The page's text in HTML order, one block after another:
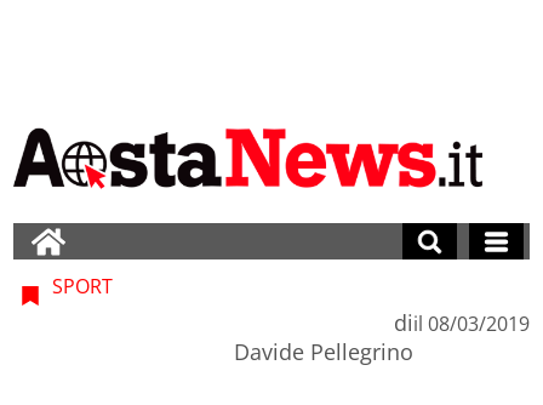
SPORT
di
Davide Pellegrino
il 08/03/2019